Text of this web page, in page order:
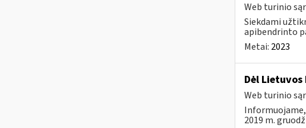
Web turinio
Siekdami
apibendrinto
Metai: 2023
Dėl
Web turinio
Informuojame,
2019 m.